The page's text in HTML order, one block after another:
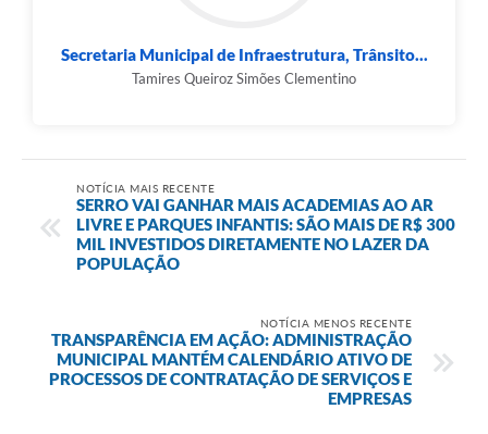
Secretaria Municipal de Infraestrutura, Trânsito...
Tamires Queiroz Simões Clementino
NOTÍCIA MAIS RECENTE
SERRO VAI GANHAR MAIS ACADEMIAS AO AR
LIVRE E PARQUES INFANTIS: SÃO MAIS DE R$ 300
MIL INVESTIDOS DIRETAMENTE NO LAZER DA
POPULAÇÃO
NOTÍCIA MENOS RECENTE
TRANSPARÊNCIA EM AÇÃO: ADMINISTRAÇÃO
MUNICIPAL MANTÉM CALENDÁRIO ATIVO DE
PROCESSOS DE CONTRATAÇÃO DE SERVIÇOS E
EMPRESAS